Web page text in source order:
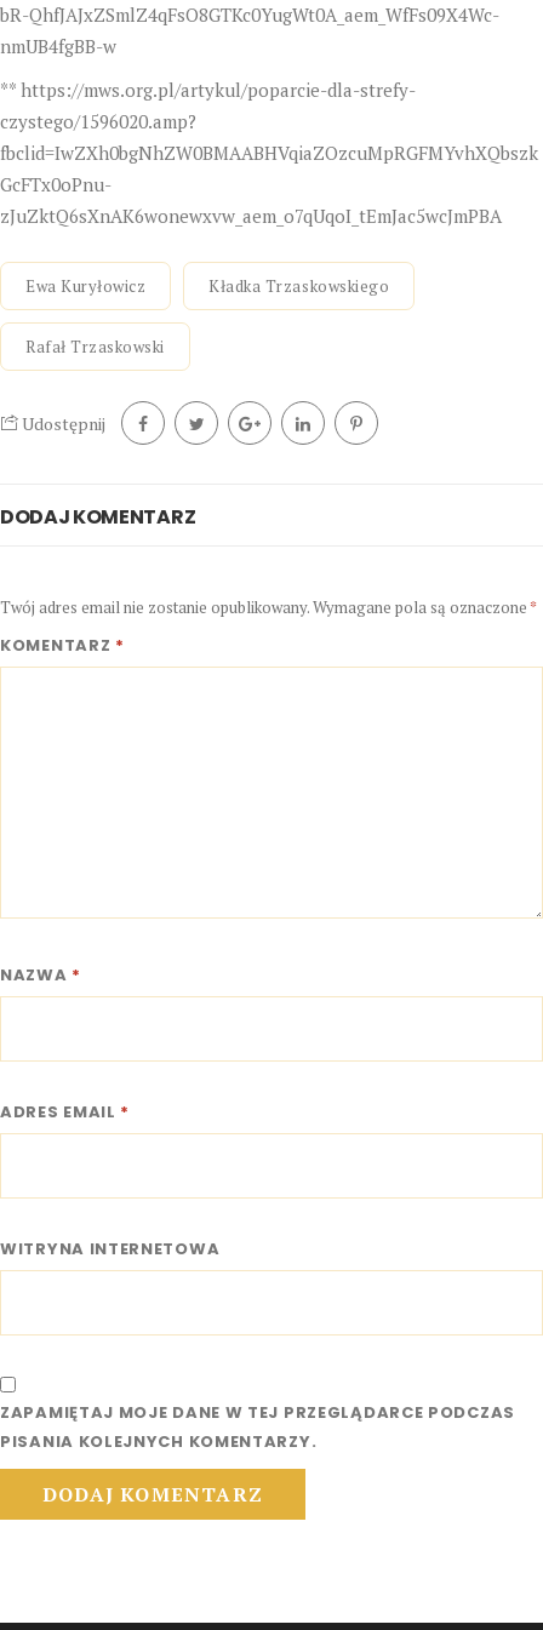
bR-QhfJAJxZSmlZ4qFsO8GTKc0YugWt0A_aem_WfFs09X4Wc-
nmUB4fgBB-w
** https://mws.org.pl/artykul/poparcie-dla-strefy-
czystego/1596020.amp?
fbclid=IwZXh0bgNhZW0BMAABHVqiaZOzcuMpRGFMYvhXQbszk
GcFTx0oPnu-
zJuZktQ6sXnAK6wonewxvw_aem_o7qUqoI_tEmJac5wcJmPBA
Ewa Kuryłowicz Kładka Trzaskowskiego
Rafał Trzaskowski
Udostępnij
DODAJ KOMENTARZ
Twój adres email nie zostanie opublikowany.Wymagane pola są oznaczone*
KOMENTARZ *
NAZWA *
ADRES EMAIL *
WITRYNA INTERNETOWA
ZAPAMIĘTAJ MOJE DANE W TEJ PRZEGLĄDARCE PODCZAS
PISANIA KOLEJNYCH KOMENTARZY.